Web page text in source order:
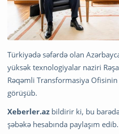
Türkiyədə səfərdə olan
yüksək texnologiyalar naziri
Rəqəmli Transformasiya
görüşüb.
Xeberler.az bildirir ki, bu
şəbəkə hesabında paylaşım edib.